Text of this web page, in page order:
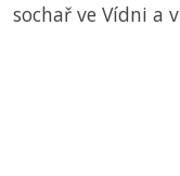
sochař ve Vídni a